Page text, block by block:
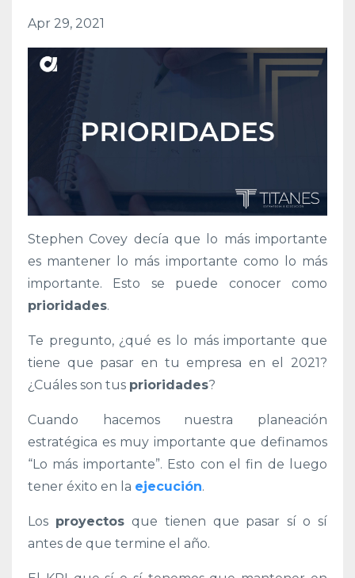
Apr 29, 2021
Stephen Covey decía que lo más importante
es mantener lo más importante como lo más
importante. Esto se puede conocer como
prioridades.
Te pregunto, ¿qué es lo más importante que
tiene que pasar en tu empresa en el 2021?
¿Cuáles son tus prioridades?
Cuando hacemos nuestra planeación
estratégica es muy importante que definamos
“Lo más importante”. Esto con el fin de luego
tener éxito en la ejecución.
Los proyectosque tienen que pasar sí o sí
antes de que termine el año.